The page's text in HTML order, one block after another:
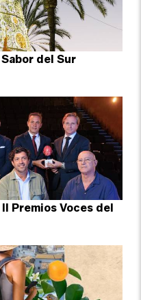
del Sur
Premios Voces del